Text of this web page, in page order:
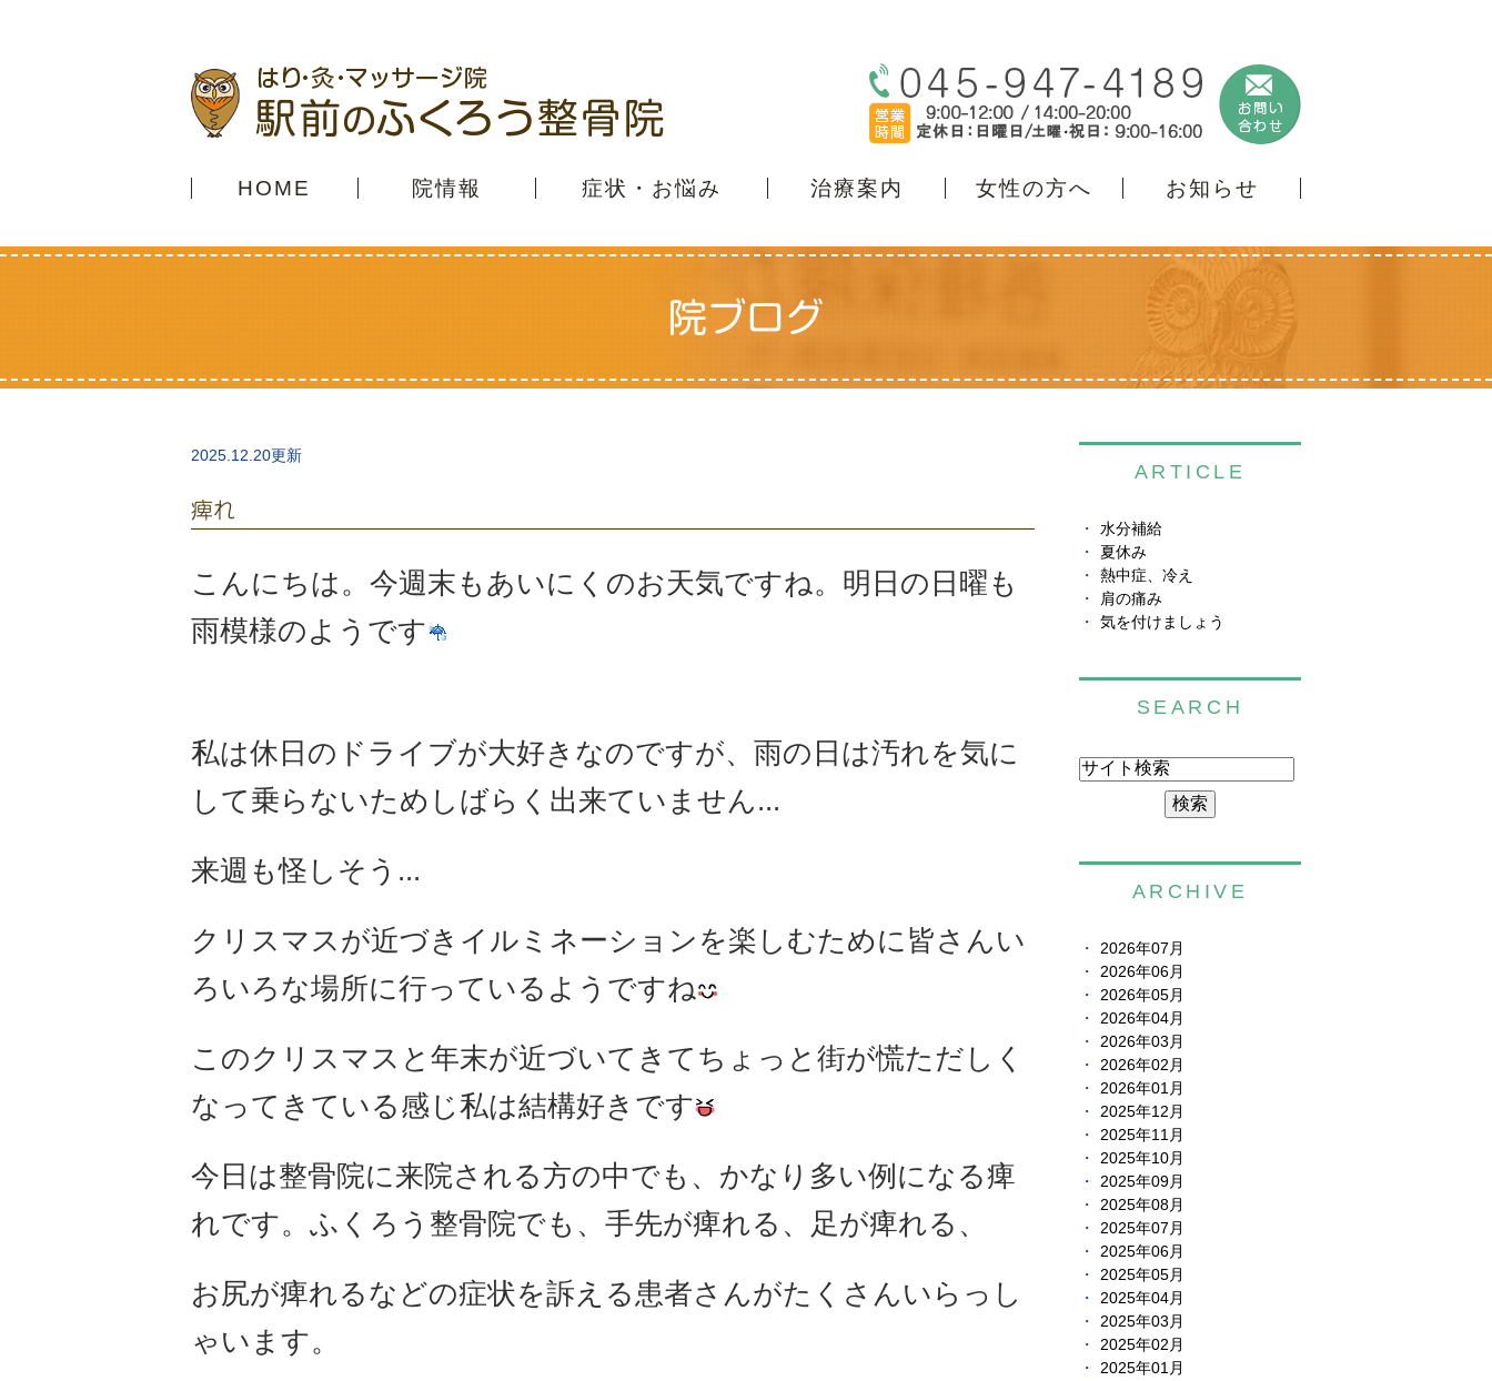
HOME 院情報 症状・お悩み 治療案内 女性の方へ お知らせ
院ブログ
2025.12.20更新
痺れ
こんにちは。今週末もあいにくのお天気ですね。明日の日曜も
雨模様のようです
私は休日のドライブが大好きなのですが、雨の日は汚れを気に
して乗らないためしばらく出来ていません...
来週も怪しそう...
クリスマスが近づきイルミネーションを楽しむために皆さんい
ろいろな場所に行っているようですね
このクリスマスと年末が近づいてきてちょっと街が慌ただしく
なってきている感じ私は結構好きです
今日は整骨院に来院される方の中でも、かなり多い例になる痺
れです。ふくろう整骨院でも、手先が痺れる、足が痺れる、
お尻が痺れるなどの症状を訴える患者さんがたくさんいらっし
ゃいます。
ARTICLE
水分補給
夏休み
熱中症、冷え
肩の痛み
気を付けましょう
SEARCH
ARCHIVE
2026年07月
2026年06月
2026年05月
2026年04月
2026年03月
2026年02月
2026年01月
2025年12月
2025年11月
2025年10月
2025年09月
2025年08月
2025年07月
2025年06月
2025年05月
2025年04月
2025年03月
2025年02月
2025年01月